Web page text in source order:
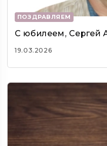
ПОЗДРАВЛЯЕМ
С юбилеем, Сергей
19.03.2026